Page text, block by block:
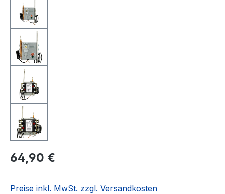
Regulärer Preis:
64,90 €
Preise inkl. MwSt. zzgl. Versandkosten